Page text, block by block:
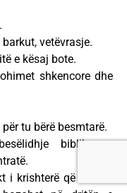
vetëvrasje.
e kësaj bote.
shkencore dhe
tu bërë besmtarë.
biblike, e
i krishterë që është i